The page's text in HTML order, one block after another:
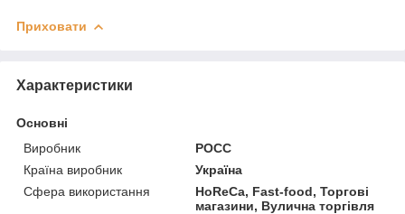
Приховати
Характеристики
Основні
Виробник
РОСС
Країна виробник
Україна
Сфера використання
HoReCa, Fast-food, Торгові
магазини, Вулична торгівля